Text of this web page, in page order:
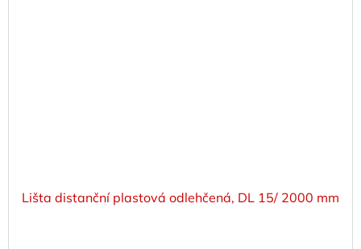
Lišta distanční plastová odlehčená, DL 15/ 2000 mm